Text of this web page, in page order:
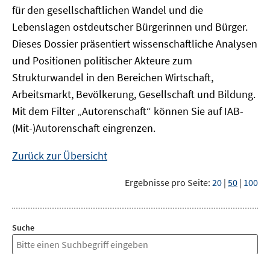
für den gesellschaftlichen Wandel und die
Lebenslagen ostdeutscher Bürgerinnen und Bürger.
Dieses Dossier präsentiert wissenschaftliche Analysen
und Positionen politischer Akteure zum
Strukturwandel in den Bereichen Wirtschaft,
Arbeitsmarkt, Bevölkerung, Gesellschaft und Bildung.
Mit dem Filter „Autorenschaft“ können Sie auf IAB-
(Mit-)Autorenschaft eingrenzen.
Zurück zur Übersicht
Ergebnisse pro Seite: 20 | 50 | 100
Suche